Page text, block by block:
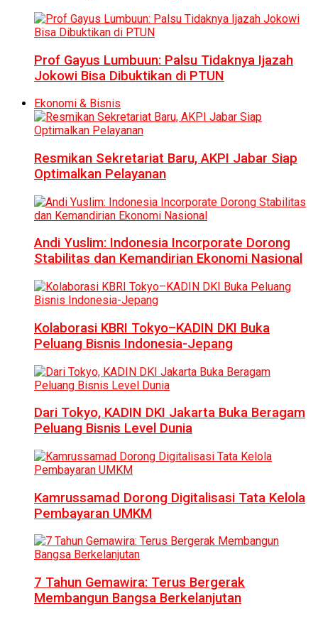
Prof Gayus Lumbuun: Palsu Tidaknya Ijazah
Jokowi Bisa Dibuktikan di PTUN
Ekonomi & Bisnis
Resmikan Sekretariat Baru, AKPI Jabar Siap
Optimalkan Pelayanan
Andi Yuslim: Indonesia Incorporate Dorong
Stabilitas dan Kemandirian Ekonomi Nasional
Kolaborasi KBRI Tokyo–KADIN DKI Buka
Peluang Bisnis Indonesia-Jepang
Dari Tokyo, KADIN DKI Jakarta Buka Beragam
Peluang Bisnis Level Dunia
Kamrussamad Dorong Digitalisasi Tata Kelola
Pembayaran UMKM
7 Tahun Gemawira: Terus Bergerak
Membangun Bangsa Berkelanjutan